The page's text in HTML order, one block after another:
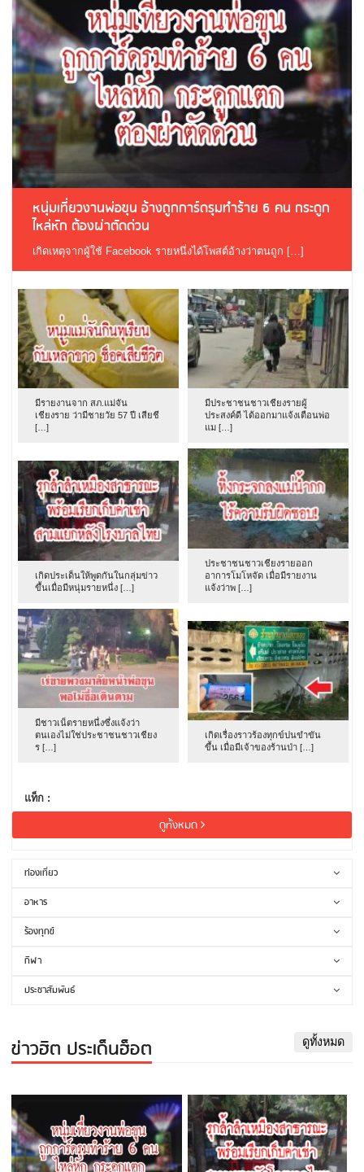
หนุ่มเที่ยวงานพ่อขุน อ้างถูกการ์ดรุมทำร้าย 6 คน กระดูก
ไหล่หัก ต้องผ่าตัดด่วน
เกิดเหตุจากผู้ใช้ Facebook รายหนึ่งได้โพสต์อ้างว่าตนถูก […]
มีรายงานจาก สภ.แม่จัน
เชียงราย ว่ามีชายวัย 57 ปี เสียชี
[…]
มีประชาชนชาวเชียงรายผู้
ประสงค์ดี ได้ออกมาแจ้งเตือนพ่อ
แม […]
เกิดประเด็นให้พูดกันในกลุ่มข่าว
ขึ้นเมื่อมีหนุ่มรายหนึ่ง […]
ประชาชนชาวเชียงรายออก
อาการโมโหจัด เมื่อมีรายงาน
แจ้งว่าพ […]
มีชาวเน็ตรายหนึ่งซึ่งแจ้งว่า
ตนเองไม่ใช่ประชาชนชาวเชียง
ร […]
เกิดเรื่องราวร้องทุกข์ปนขำขัน
ขึ้น เมื่อมีเจ้าของร้านป่า […]
แท็ก :
ดูทั้งหมด
ท่องเที่ยว
อาหาร
ร้องทุกข์
กีฬา
ประชาสัมพันธ์
ข่าวฮิต ประเด็นฮ็อต ดูทั้งหมด